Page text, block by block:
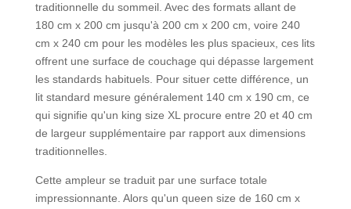
traditionnelle du sommeil. Avec des formats allant de
180 cm x 200 cm jusqu'à 200 cm x 200 cm, voire 240
cm x 240 cm pour les modèles les plus spacieux, ces lits
offrent une surface de couchage qui dépasse largement
les standards habituels. Pour situer cette différence, un
lit standard mesure généralement 140 cm x 190 cm, ce
qui signifie qu'un king size XL procure entre 20 et 40 cm
de largeur supplémentaire par rapport aux dimensions
traditionnelles.
Cette ampleur se traduit par une surface totale
impressionnante. Alors qu'un queen size de 160 cm x